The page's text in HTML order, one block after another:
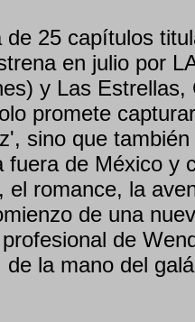
de 25 capítulos
en julio por
y Las Estrellas,
promete
sino que
fuera de México y
el romance, la
de una
de
la mano del